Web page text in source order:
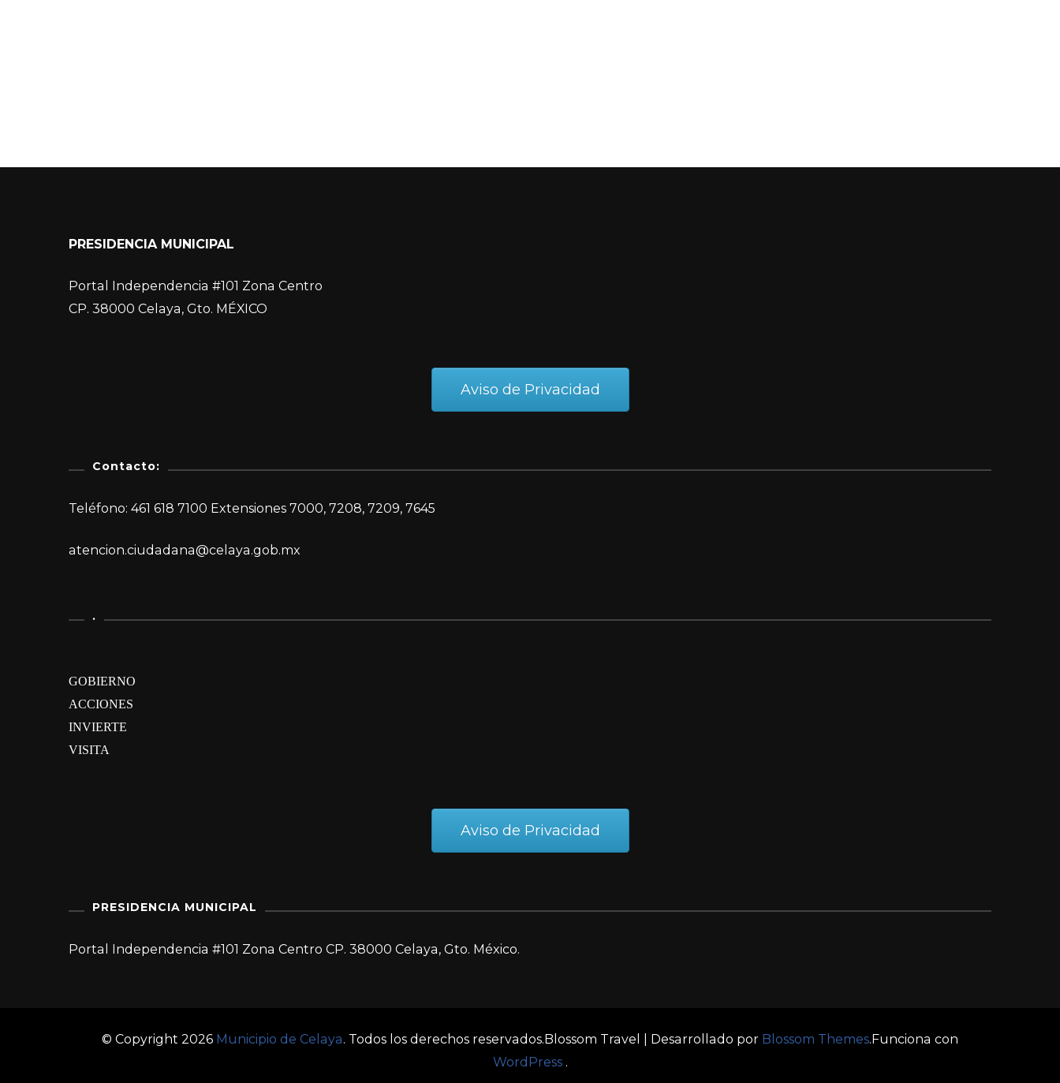
PRESIDENCIA MUNICIPAL
Portal Independencia #101 Zona Centro
CP. 38000 Celaya, Gto. MÉXICO
Aviso de Privacidad
Contacto:
Teléfono: 461 618 7100 Extensiones 7000, 7208, 7209, 7645
atencion.ciudadana@celaya.gob.mx
.
GOBIERNO
ACCIONES
INVIERTE
VISITA
Aviso de Privacidad
PRESIDENCIA MUNICIPAL
Portal Independencia #101 Zona Centro CP. 38000 Celaya, Gto. México.
© Copyright 2026 Municipio de Celaya. Todos los derechos reservados. Blossom Travel | Desarrollado por Blossom Themes.Funciona con
WordPress.